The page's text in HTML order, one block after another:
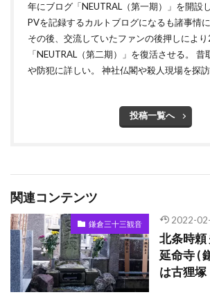
年にブログ「NEUTRAL（第一期）」を開設
PVを記録するカルトブログになるも諸事情
その後、交流していたファンの後押しによ
「NEUTRAL（第二期）」を復活させる。
や防犯に詳しい。 神社仏閣や殺人現場を探
投稿一覧へ
関連コンテンツ
鎌倉三十三観音 2022-
北条時頼
延命寺 (
は古狸塚